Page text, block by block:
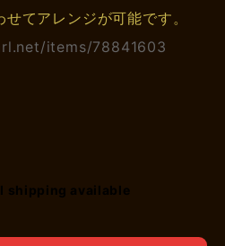
てアレンジが可能です。
items/78841603
shipping available